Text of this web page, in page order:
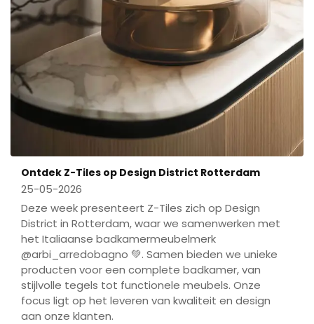
Ontdek Z-Tiles op Design District Rotterdam
25-05-2026
Deze week presenteert Z-Tiles zich op Design
District in Rotterdam, waar we samenwerken met
het Italiaanse badkamermeubelmerk
@arbi_arredobagno 💚. Samen bieden we unieke
producten voor een complete badkamer, van
stijlvolle tegels tot functionele meubels. Onze
focus ligt op het leveren van kwaliteit en design
aan onze klanten.